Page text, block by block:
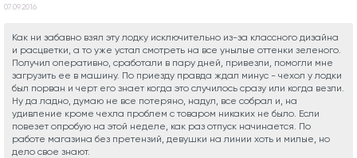
07.09.2016
Как ни забавно взял эту лодку исключительно из-за классного дизайна
и расцветки, а то уже устал смотреть на все унылые оттенки зеленого.
Получил оперативно, сработали в пару дней, привезли, помогли мне
загрузить ее в машину. По приезду правда ждал минус - чехол у лодки
был порван и черт его знает когда это случилось сразу или когда везли.
Ну да ладно, думаю не все потеряно, надул, все собрал и, на
удивление кроме чехла проблем с товаром никаких не было. Если
повезет опробую на этой неделе, как раз отпуск начинается. По
работе магазина без претензий, девушки на линии хоть и милые, но
дело свое знают.